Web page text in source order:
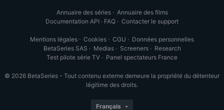
Annuaire des séries· Annuaire des films
Documentation API · FAQ · Contacter le support
Mentions légales · Cookies · CGU · Données personnelles
BetaSeries SAS · Medias· Screeners· Research
Test pilote série TV · Panel spectateurs France
© 2026 BetaSeries - Tout contenu externe demeure la propriété du détenteur
légitime des droits.
Français